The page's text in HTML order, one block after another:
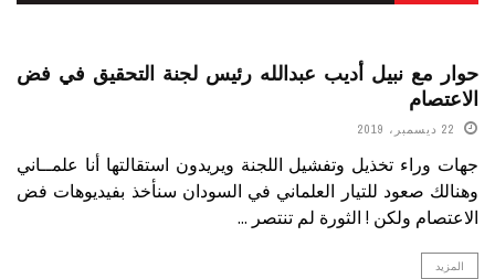
حوارات
حوار مع نبيل أديب عبدالله رئيس لجنة التحقيق في فض
الاعتصام
22 ديسمبر، 2019
جهات وراء تخذيل وتفشيل اللجنة ويريدون استقالتها أنا علمــاني
وهنالك صعود للتيار العلماني في السودان سنأخذ بفيديوهات فض
الاعتصام ولكن ! الثورة لم تنتصر ...
المزيد